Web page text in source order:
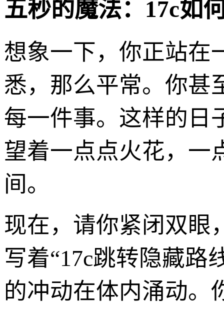
五秒的魔法：17c如
想象一下，你正站在
悉，那么平常。你甚
每一件事。这样的日
望着一点点火花，一
间。
现在，请你紧闭双眼
写着“17c跳转隐藏路
的冲动在体内涌动